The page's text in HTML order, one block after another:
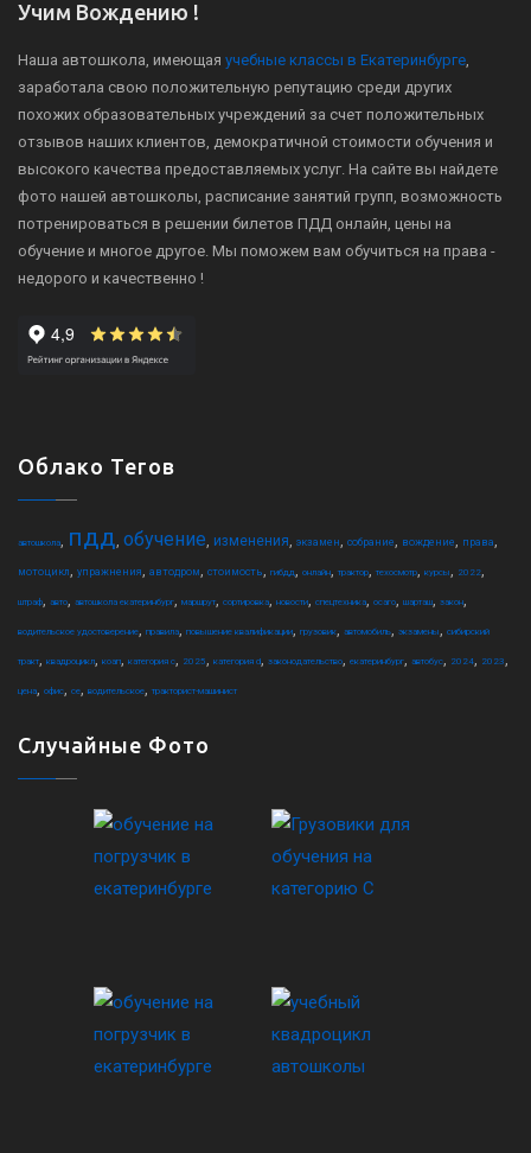
Учим Вождению !
Наша автошкола, имеющая учебные классы в Екатеринбурге,
заработала свою положительную репутацию среди других
похожих образовательных учреждений за счет положительных
отзывов наших клиентов, демократичной стоимости обучения и
высокого качества предоставляемых услуг. На сайте вы найдете
фото нашей автошколы, расписание занятий групп, возможность
потренироваться в решении билетов ПДД онлайн, цены на
обучение и многое другое. Мы поможем вам обучиться на права -
недорого и качественно !
Облако Тегов
автошкола, пдд, обучение, изменения, экзамен, собрание, вождение, права,
мотоцикл, упражнения, автодром, стоимость, гибдд, онлайн, трактор, техосмотр, курсы, 2022,
штраф, авто, автошкола екатеринбург, маршрут, сортировка, новости, спецтехника, осаго, шарташ, закон,
водительское удостоверение, правила, повышение квалификации, грузовик, автомобиль, экзамены, сибирский
тракт, квадроцикл, коап, категория c, 2025, категория d, законодательство, екатеринбург, автобус, 2024, 2023,
цена, офис, ce, водительское, тракторист-машинист
Случайные Фото